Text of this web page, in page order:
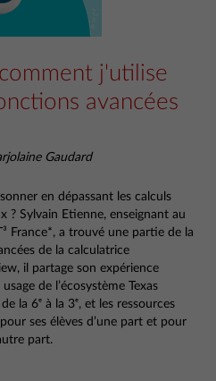
j'utilise
avancées
Gaudard
en dépassant les calculs
? Sylvain Etienne, enseignant au
France*, a trouvé une partie de la
de la calculatrice
il partage son expérience
de l’écosystème Texas
la 6ᵉ à la 3ᵉ, et les ressources
ses élèves d’une part et pour
part.